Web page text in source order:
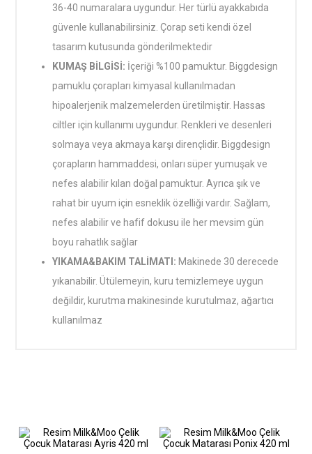
36-40 numaralara uygundur. Her türlü ayakkabıda
güvenle kullanabilirsiniz. Çorap seti kendi özel
tasarım kutusunda gönderilmektedir
KUMAŞ BİLGİSİ: İçeriği %100 pamuktur. Biggdesign
pamuklu çorapları kimyasal kullanılmadan
hipoalerjenik malzemelerden üretilmiştir. Hassas
ciltler için kullanımı uygundur. Renkleri ve desenleri
solmaya veya akmaya karşı dirençlidir. Biggdesign
çorapların hammaddesi, onları süper yumuşak ve
nefes alabilir kılan doğal pamuktur. Ayrıca şık ve
rahat bir uyum için esneklik özelliği vardır. Sağlam,
nefes alabilir ve hafif dokusu ile her mevsim gün
boyu rahatlık sağlar
YIKAMA&BAKIM TALİMATI: Makinede 30 derecede
yıkanabilir. Ütülemeyin, kuru temizlemeye uygun
değildir, kurutma makinesinde kurutulmaz, ağartıcı
kullanılmaz